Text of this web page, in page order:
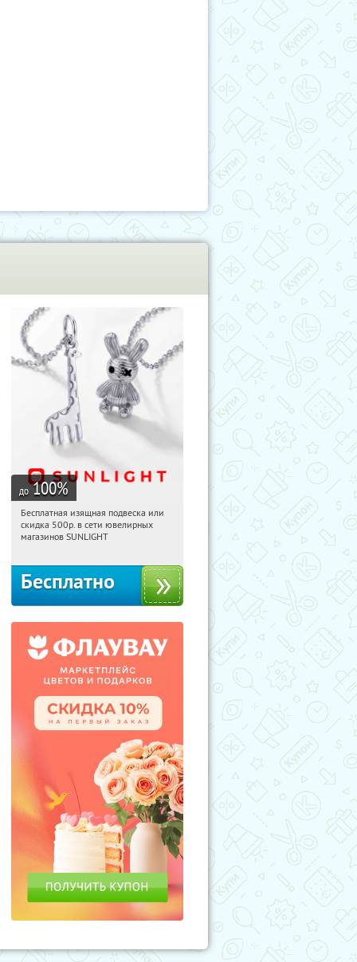
до 100%
11:01:44 Получили:
Россия
Бесплатная изящная подвеска или
скидка 500р. в сети ювелирных
магазинов SUNLIGHT
Бесплатно